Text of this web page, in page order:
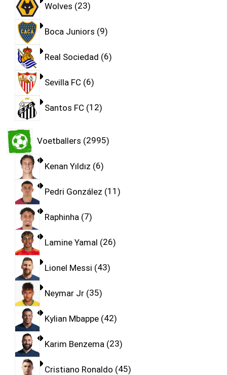
Wolves 23
Boca Juniors 9
Real Sociedad 6
Sevilla FC 6
Santos FC 12
Voetballers 2995
Kenan Yıldız 6
Pedri González 11
Raphinha 7
Lamine Yamal 26
Lionel Messi 43
Neymar Jr 35
Kylian Mbappe 42
Karim Benzema 23
Cristiano Ronaldo 45